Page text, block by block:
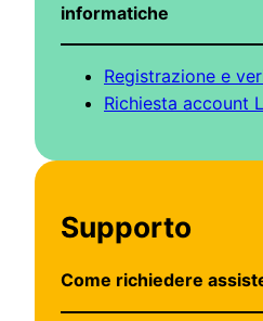
informatiche
Registrazione e
Richiesta account
Supporto
Come richiedere